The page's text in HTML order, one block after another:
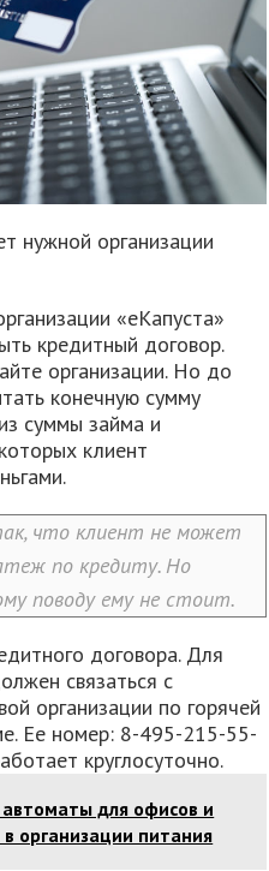
нужной организации
«еКапуста»
кредитный договор.
организации. Но до
конечную сумму
суммы займа и
клиент
что клиент не может
по кредиту. Но
поводу ему не стоит.
договора. Для
связаться с
организации по горячей
Ее номер: 8-495-215-55-
круглосуточно.
для офисов и
организации питания